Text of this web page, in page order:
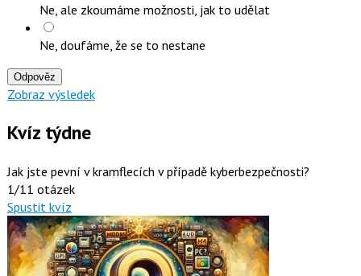
Ne, ale zkoumáme možnosti, jak to udělat
Ne, doufáme, že se to nestane
Odpověz
Zobraz výsledek
Kvíz týdne
Jak jste pevní v kramflecích v případě kyberbezpečnosti?
1/11 otázek
Spustit kvíz